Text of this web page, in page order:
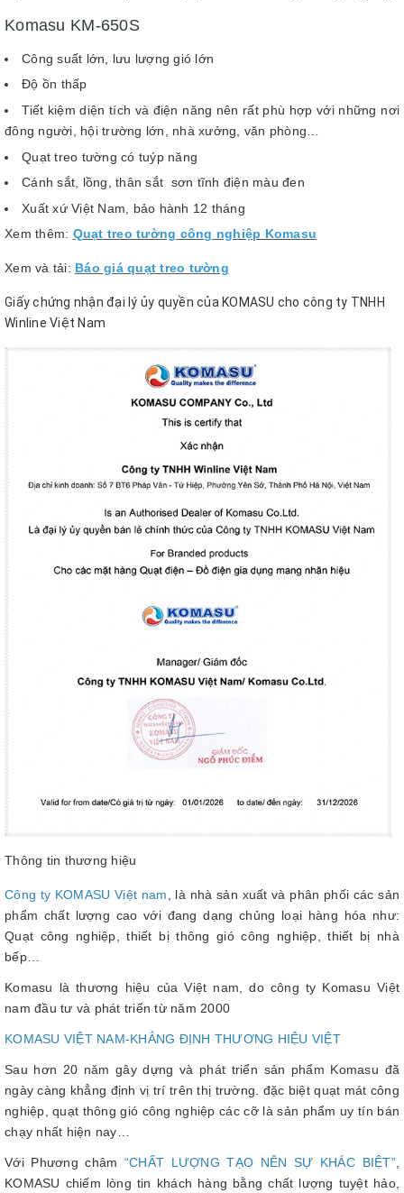
Komasu KM-650S
Công suất lớn, lưu lượng gió lớn
Độ ồn thấp
Tiết kiệm diện tích và điện năng nên rất phù hợp với những nơi
đông người, hội trường lớn, nhà xưởng, văn phòng…
Quạt treo tường có tuýp năng
Cánh sắt, lồng, thân sắt sơn tĩnh điện màu đen
Xuất xứ Việt Nam, bảo hành 12 tháng
Xem thêm: Quạt treo tường công nghiệp Komasu
Xem và tải: Báo giá quạt treo tường
Giấy chứng nhận đại lý ủy quyền của KOMASU cho công ty TNHH
Winline Việt Nam
Thông tin thương hiệu
Công ty KOMASU Việt nam, là nhà sản xuất và phân phối các sản
phẩm chất lượng cao với đang dạng chủng loại hàng hóa như:
Quạt công nghiệp, thiết bị thông gió công nghiệp, thiết bị nhà
bếp…
Komasu là thương hiệu của Việt nam, do công ty Komasu Việt
nam đầu tư và phát triển từ năm 2000
KOMASU VIỆT NAM-KHẲNG ĐỊNH THƯƠNG HIỆU VIỆT
Sau hơn 20 năm gây dựng và phát triển sản phẩm Komasu đã
ngày càng khẳng định vị trí trên thị trường. đặc biệt quạt mát công
nghiệp, quạt thông gió công nghiệp các cỡ là sản phẩm uy tín bán
chạy nhất hiện nay…
Với Phương châm “CHẤT LƯỢNG TẠO NÊN SỰ KHÁC BIỆT”,
KOMASU chiếm lòng tin khách hàng bằng chất lượng tuyệt hảo,